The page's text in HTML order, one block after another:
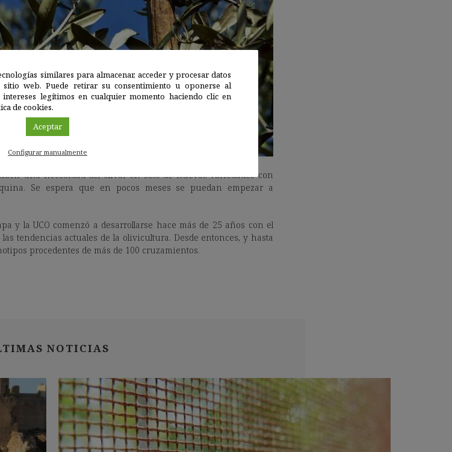
una necesidad del olivar en seto de nuevas variedades con
Se espera que en pocos meses se puedan empezar a
y la UCO comenzó a desarrollarse hace más de 25 años con el
tendencias actuales de la olivicultura. Desde entonces, y hasta
procedentes de más de 100 cruzamientos.
NOTICIAS
similares para almacenar, acceder y procesar datos
web. Puede retirar su consentimiento u oponerse al
legítimos en cualquier momento haciendo clic en
de cookies.
Aceptar
Configurar manualmente